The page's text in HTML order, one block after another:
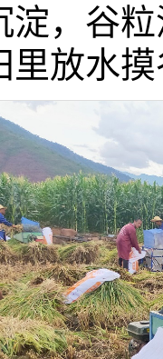
淀，谷
里放水